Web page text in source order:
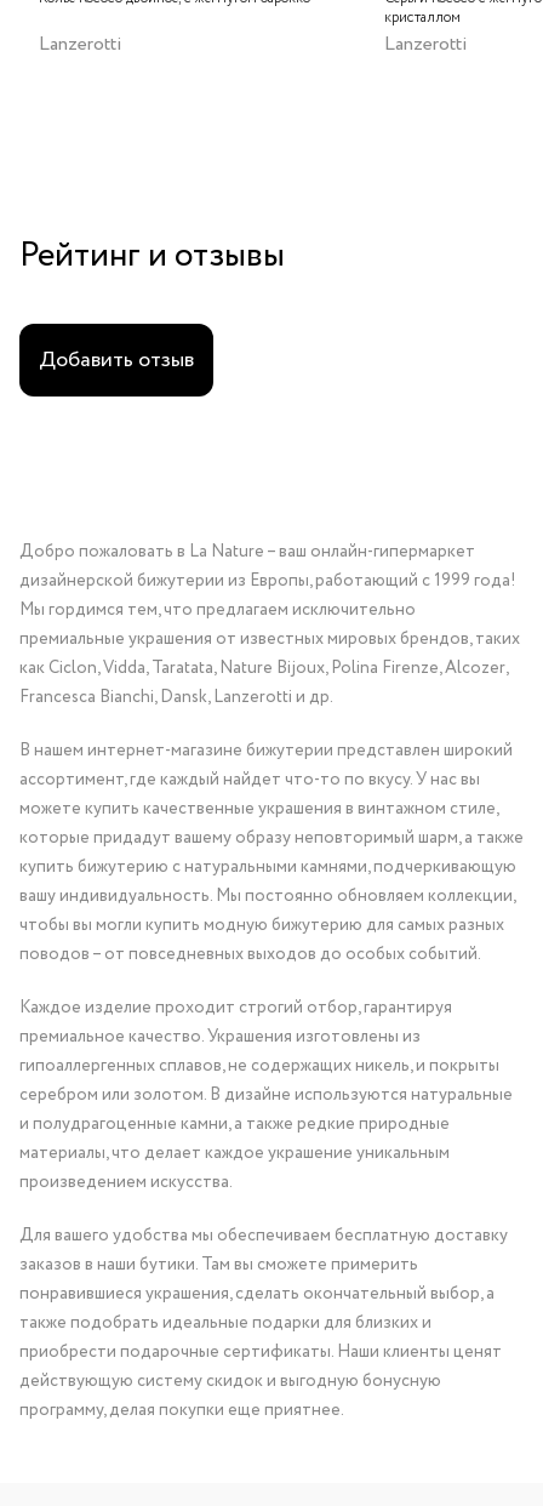
Lanzerotti
кристаллом
Lanzerotti
Рейтинг и отзывы
Добавить отзыв
Добро пожаловать в La Nature – ваш онлайн-гипермаркет
дизайнерской бижутерии из Европы, работающий с 1999 года!
Мы гордимся тем, что предлагаем исключительно
премиальные украшения от известных мировых брендов, таких
как Ciclon, Vidda, Taratata, Nature Bijoux, Polina Firenze, Alcozer,
Francesca Bianchi, Dansk, Lanzerotti и др.
В нашем интернет-магазине бижутерии представлен широкий
ассортимент, где каждый найдет что-то по вкусу. У нас вы
можете купить качественные украшения в винтажном стиле,
которые придадут вашему образу неповторимый шарм, а также
купить бижутерию с натуральными камнями, подчеркивающую
вашу индивидуальность. Мы постоянно обновляем коллекции,
чтобы вы могли купить модную бижутерию для самых разных
поводов – от повседневных выходов до особых событий.
Каждое изделие проходит строгий отбор, гарантируя
премиальное качество. Украшения изготовлены из
гипоаллергенных сплавов, не содержащих никель, и покрыты
серебром или золотом. В дизайне используются натуральные
и полудрагоценные камни, а также редкие природные
материалы, что делает каждое украшение уникальным
произведением искусства.
Для вашего удобства мы обеспечиваем бесплатную доставку
заказов в наши бутики. Там вы сможете примерить
понравившиеся украшения, сделать окончательный выбор, а
также подобрать идеальные подарки для близких и
приобрести подарочные сертификаты. Наши клиенты ценят
действующую систему скидок и выгодную бонусную
программу, делая покупки еще приятнее.